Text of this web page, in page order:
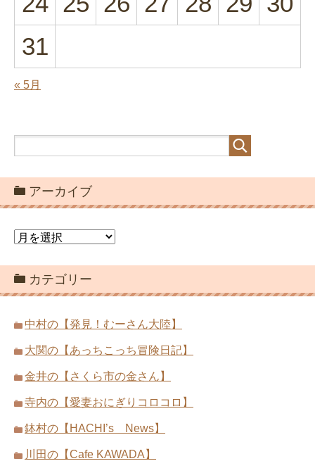
31
« 5月
アーカイブ
ア
カ
イ
ブ
カテゴリー
中村の【発見！むーさん大陸】
大関の【あっちこっち冒険日記】
金井の【さくら市の金さん】
寺内の【愛妻おにぎりコロコロ】
鉢村の【HACHI’s News】
川田の【Cafe KAWADA】